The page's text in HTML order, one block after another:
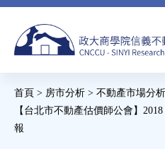
Jump
navigation
搜
尋
搜
尋
您
在
首頁 > 房市分析 > 不動產市場分析
【台北市不動產估價師公會】
報